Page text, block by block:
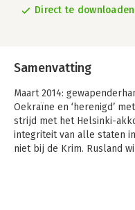
Direct te downloaden
Samenvatting
Maart 2014:
Oekraïne en ‘herenigd’
strijd met het Helsinki-
integriteit van alle staten
niet bij de Krim. Rusland